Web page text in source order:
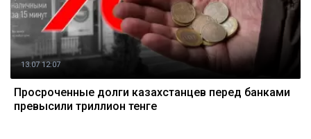
13.07 12:07
Просроченные долги казахстанцев перед банками
превысили триллион тенге